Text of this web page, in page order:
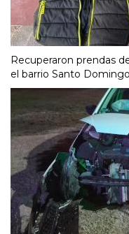
Recuperaron prendas
el barrio Santo Domingo